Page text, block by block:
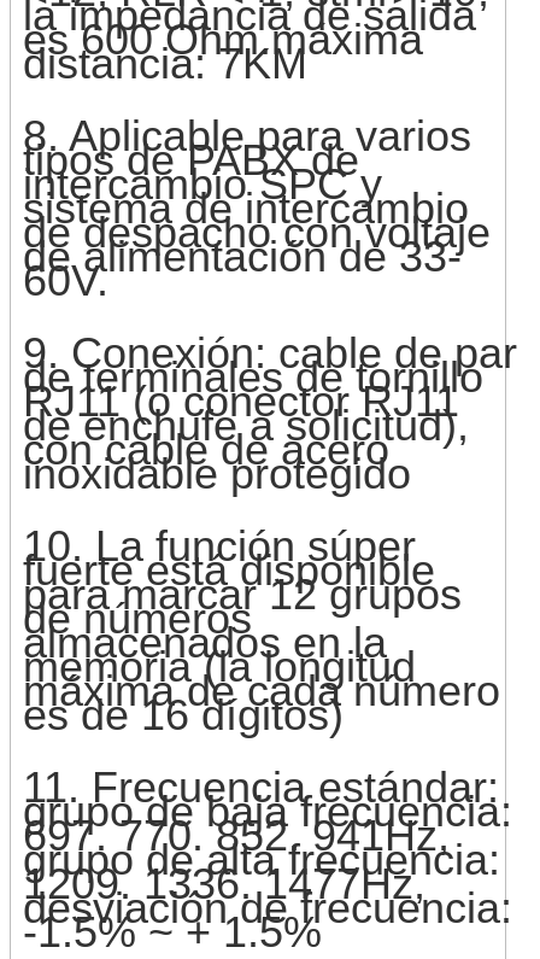
la impedancia de salida
es 600 Ohm.máxima
distancia: 7KM
8. Aplicable para varios
tipos de PABX de
intercambio SPC y
sistema de intercambio
de despacho con voltaje
de alimentación de 33-
60V.
9. Conexión: cable de par
de terminales de tornillo
RJ11 (o conector RJ11
de enchufe a solicitud),
con cable de acero
inoxidable protegido
10. La función súper
fuerte está disponible
para marcar 12 grupos
de números
almacenados en la
memoria (la longitud
máxima de cada número
es de 16 dígitos)
11. Frecuencia estándar:
grupo de baja frecuencia:
697. 770. 852. 941Hz,
grupo de alta frecuencia:
1209. 1336. 1477Hz,
desviación de frecuencia:
-1.5% ~ + 1.5%